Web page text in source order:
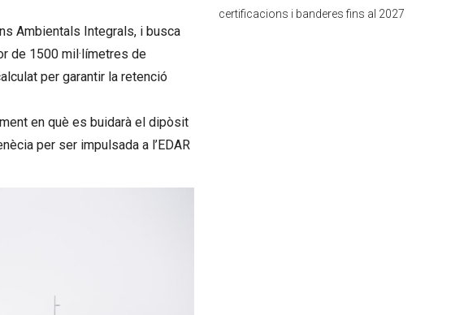
Ambientals Integrals, i busca
de 1500 mil·límetres de
per garantir la retenció
en què es buidarà el dipòsit
per ser impulsada a l’EDAR
certificacions i banderes fins al 2027